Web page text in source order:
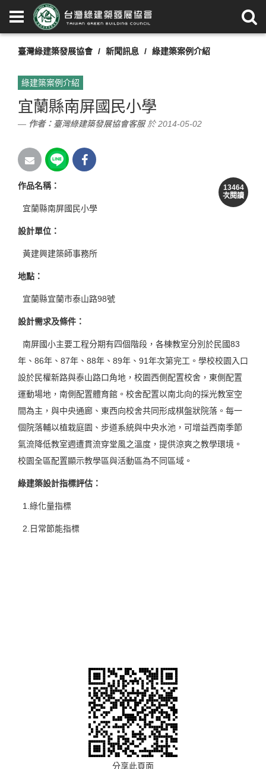
臺灣綠建築發展協會 新聞訊息 綠建築案例介紹
綠建築案例介紹
宜蘭縣南屏國民小學
作者： 臺灣綠建築發展協會客服於 2014-05-02
13464
次閱讀
作品名稱：
宜蘭縣南屏國民小學
設計單位 ：
黃建興建築師事務所
地點 ：
宜蘭縣宜蘭市泰山路98號
設計需求及條件 ：
南屏國小主要工程分期有四個階段，各棟教室分別於民國83
年、86年、87年、88年、89年、91年次第完工。學校校園入口
設於民權新路與泰山路口角地，校園西側配置校舍，東側配置
運動場地，南側配置體育館。校舍配置以南北向的採光教室空
間為主，與中央通廊、東西向校舍共同形成棋盤狀院落。每一
個院落輔以植栽庭園、步道系統與中央水池，可增益西南季節
氣流降低教室週遭貫流穿堂風之溫度，提供涼爽之教學環境。
校園全區配置顯示教學區與活動區為不同區域。
綠建築設計指標評估 ：
1.綠化量指標
2.日常節能指標
分享此頁面